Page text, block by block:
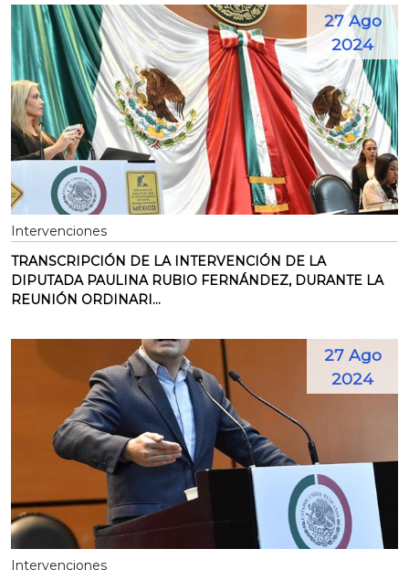
27 Ago
2024
Intervenciones
TRANSCRIPCIÓN DE LA INTERVENCIÓN DE LA
DIPUTADA PAULINA RUBIO FERNÁNDEZ, DURANTE LA
REUNIÓN ORDINARI...
27 Ago
2024
Intervenciones